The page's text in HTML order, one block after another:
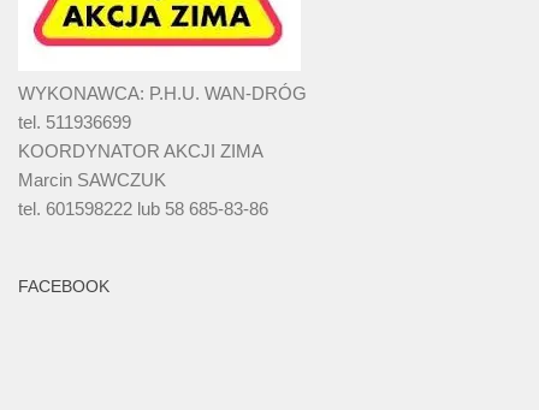
WYKONAWCA: P.H.U. WAN-DRÓG
tel. 511936699
KOORDYNATOR AKCJI ZIMA
Marcin SAWCZUK
tel. 601598222 lub 58 685-83-86
FACEBOOK